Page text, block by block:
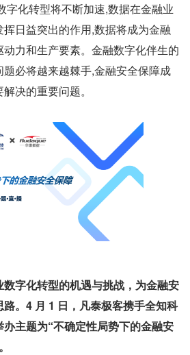
字化转型将不断加速,数据在金融业
日益突出的作用,数据将成为金融
力和生产要素。金融数字化伴生的
必将越来越棘手,金融安全保障成
决的重要问题。
字化转型的机遇与挑战，为金融安
。4 月 1 日，凡泰极客携手全知科
主题为“不确定性局势下的金融安